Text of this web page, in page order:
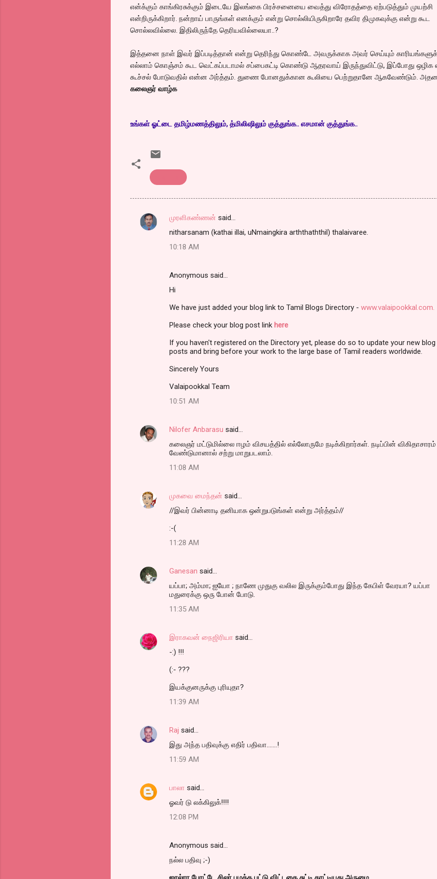
என்க்கும் காங்கிரசுக்கும் இடையே இலங்கை பிரச்சனையை வைத்து விரோதத்தை ஏற்படுத்தும் முயற்சி
என்றிருக்கிறார். நன்றாய் பாருங்கள் எனக்கும் என்று சொல்லியிருகிறாரே தவிர திமுகவுக்கு என்று கூட
சொல்லவில்லை. இதிலிருந்தே தெரியவில்லையா..?
இத்தனை நாள் இவர் இப்படித்தான் என்று தெரிந்து கொண்டே அவருக்காக அவர் செய்யும்
எல்லாம் கொஞ்சம் கூட வெட்கப்படாமல் சப்பைகட்டி கொண்டு ஆதரவாய் இருந்துவிட்டு, இப்போது ஒழிக
கூச்சல் போடுவதில் என்ன அர்த்தம். துணை போனதுக்கான கூலியை பெற்றுதானே ஆகவேண்டும்.
கலைஞர் வாழ்க
உங்கள் ஓட்டை தமிழ்மணத்திலும், த்மிலிஷிலும் குத்துங்க.. எசமான் குத்துங்க..
C
முரளிகண்ணன் said…
nitharsanam (kathai illai, uNmaingkira arththaththil) thalaivaree.
10:18 AM
Anonymous said…
Hi
We have just added your blog link to Tamil Blogs Directory - www.valaipookkal.com.
Please check your blog post link here
If you haven't registered on the Directory yet, please do so to update your new blog
posts and bring before your work to the large base of Tamil readers worldwide.
Sincerely Yours
Valaipookkal Team
10:51 AM
Nilofer Anbarasu said…
கலைஞர் மட்டுமில்லை ஈழம் விசயத்தில் எல்லோருமே நடிக்கிறார்கள். நடிப்பின் விகிதாசாரம்
வேண்டுமானால் சற்று மாறுபடலாம்.
11:08 AM
முகவை மைந்தன் said…
//இவர் பின்னாடி தனியாக ஒன்றுபடுங்கள் என்று அர்த்தம்//
:-(
11:28 AM
Ganesan said…
யப்பா; அம்மா; ஐயோ ; நாணே முதுகு வலில இருக்கும்போது இந்த கேபிள் வேரயா? யப்பா
மதுரைக்கு ஒரு போன் போடு.
11:35 AM
இராகவன் நைஜிரியா said…
-:) !!!
(:- ???
இயக்குனருக்கு புரியுதா?
11:39 AM
Raj said…
இது அந்த பதிவுக்கு எதிர் பதிவா.......!
11:59 AM
பாலா said…
ஓவர் டு லக்கிலுக்!!!!
12:08 PM
Anonymous said…
நல்ல பதிவு ;-)